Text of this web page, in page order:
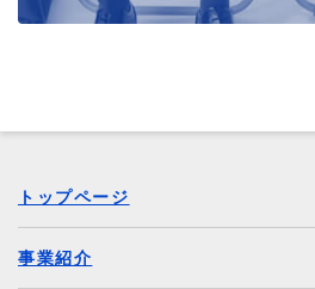
トップページ
事業紹介